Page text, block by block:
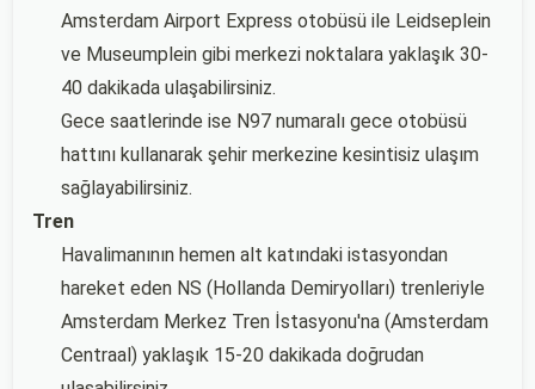
Amsterdam Airport Express otobüsü ile Leidseplein
ve Museumplein gibi merkezi noktalara yaklaşık 30-
40 dakikada ulaşabilirsiniz.
Gece saatlerinde ise N97 numaralı gece otobüsü
hattını kullanarak şehir merkezine kesintisiz ulaşım
sağlayabilirsiniz.
Tren
Havalimanının hemen alt katındaki istasyondan
hareket eden NS (Hollanda Demiryolları) trenleriyle
Amsterdam Merkez Tren İstasyonu'na (Amsterdam
Centraal) yaklaşık 15-20 dakikada doğrudan